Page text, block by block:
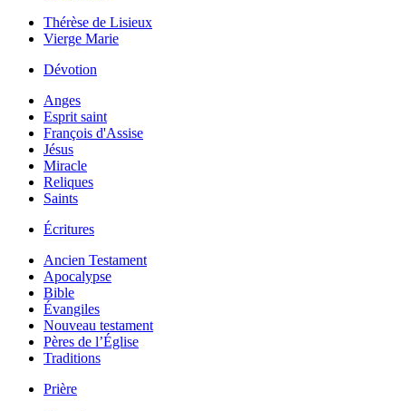
Thérèse de Lisieux
Vierge Marie
Dévotion
Anges
Esprit saint
François d'Assise
Jésus
Miracle
Reliques
Saints
Écritures
Ancien Testament
Apocalypse
Bible
Évangiles
Nouveau testament
Pères de l’Église
Traditions
Prière